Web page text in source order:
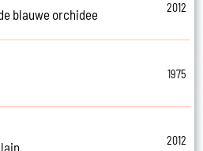
blauwe orchidee
2012
1975
2012